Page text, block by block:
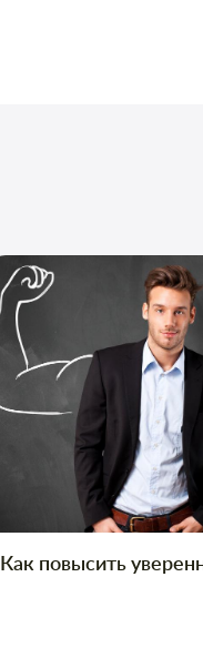
Как повысить